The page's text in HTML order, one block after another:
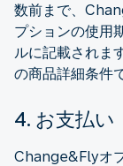
数前まで、
プションの使用
ルに記載されま
の商品詳細条件
4. お支払い
Change&Flyオ